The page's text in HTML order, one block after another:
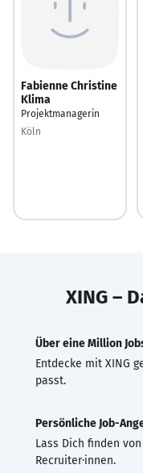
Fabienne Christine
Klima
Projektmanagerin
Köln
XING –
Über eine Million
Entdecke mit XING
passt.
Persönliche Job-
Lass Dich finden
Recruiter·innen.